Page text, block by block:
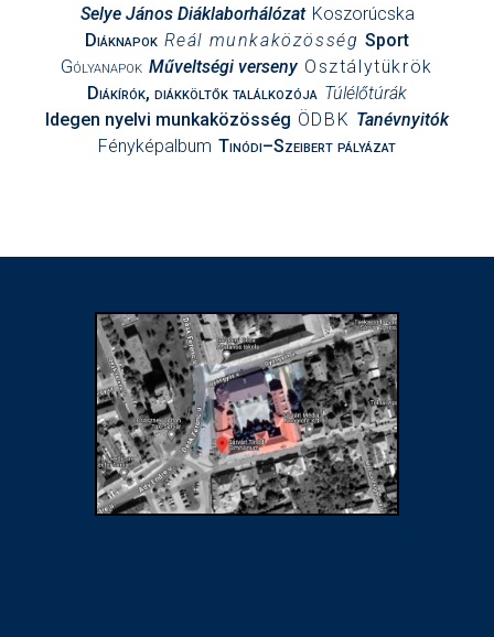
Selye János Diáklaborhálózat Koszorúcska
Diáknapok Reál munkaközösség Sport
Gólyanapok Műveltségi verseny Osztálytükrök
Diákírók, diákköltők találkozója Túlélőtúrák
Idegen nyelvi munkaközösség ÖDBK Tanévnyitók
Fényképalbum Tinódi–Szeibert pályázat